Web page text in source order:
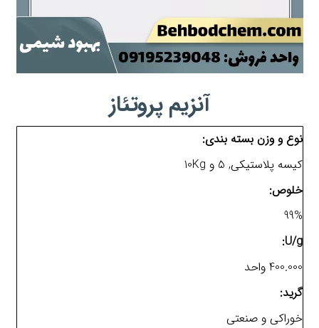
آنزیم پروتئاز
نوع و وزن بسته بندی:
کیسه پلاستیکی, 5 و 10Kg
خلوص:
99%
U/g:
400.000 واحد
گرید:
خوراکی و صنعتی